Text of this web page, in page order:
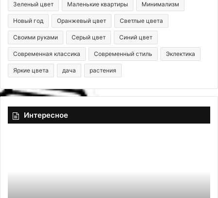
Зеленый цвет Маленькие квартиры Минимализм
Новый год Оранжевый цвет Светлые цвета
Своими руками Серый цвет Синий цвет
Современная классика Современный стиль Эклектика
Яркие цвета дача растения
Интересное